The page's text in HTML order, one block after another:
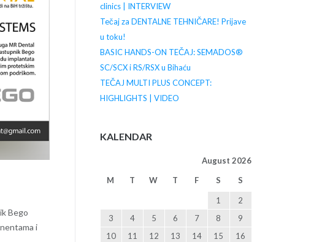
Bego
i
clinics | INTERVIEW
Tečaj za DENTALNE TEHNIČARE! Prijave
u toku!
BASIC HANDS-ON TEČAJ: SEMADOS®
SC/SCX i RS/RSX u Bihaću
TEČAJ MULTI PLUS CONCEPT:
HIGHLIGHTS | VIDEO
KALENDAR
August 2026
M T W T F S S
1
2
3
4 5 6 7 8
9
10
11 12 13 14 15
16